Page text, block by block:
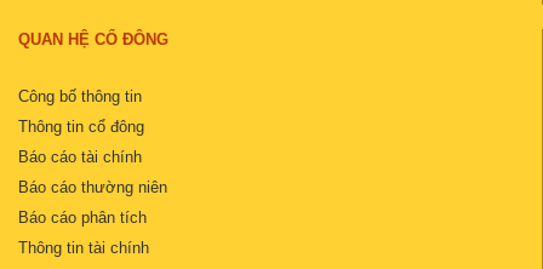
QUAN HỆ CỔ ĐÔNG
Công bố thông tin
Thông tin cổ đông
Báo cáo tài chính
Báo cáo thường niên
Báo cáo phân tích
Thông tin tài chính